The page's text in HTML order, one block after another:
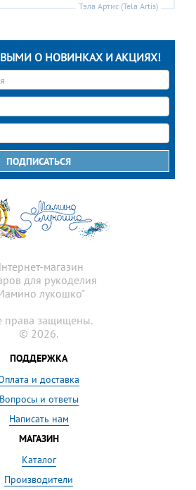
Тэла Артис (Tela Artis)
О НОВИНКАХ И АКЦИЯХ!
имя
*
mail
*
ПОДПИСАТЬСЯ
магазин
для рукоделия
лукошко"
права защищены.
© 2026.
ПОДДЕРЖКА
и доставка
Вопросы и ответы
Написать нам
МАГАЗИН
Каталог
Производители